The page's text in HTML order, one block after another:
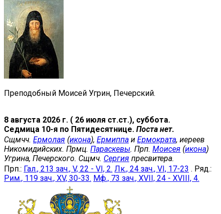
Преподобный Моисей Угрин, Печерский.
8 августа 2026 г. ( 26 июля ст.ст.), суббота.
Седмица 10-я по Пятидесятнице. Поста нет.
Сщмчч. Ермолая (икона), Ермиппа и Ермократа, иереев
Никомидийских. Прмц. Параскевы. Прп. Моисея (икона)
Угрина, Печерского. Сщмч. Сергия пресвитера.
Прп.: Гал., 213 зач., V, 22 - VI, 2. Лк., 24 зач., VI, 17-23 . Ряд.:
Рим., 119 зач., XV, 30-33. Мф., 73 зач., XVII, 24 - XVIII, 4.